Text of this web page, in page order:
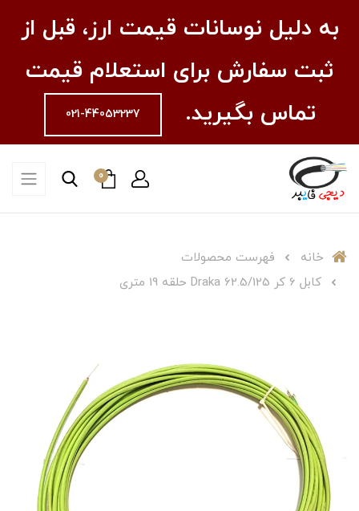
به دلیل نوسانات قیمت ارز، قبل از
ثبت سفارش برای استعلام قیمت
تماس بگیرید.
021-44053237
0
خانه
فهرست محصولات
کابل 6 کر Draka 62.5/125 حلقه 19 متری